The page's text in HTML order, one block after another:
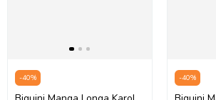
-40% -40%